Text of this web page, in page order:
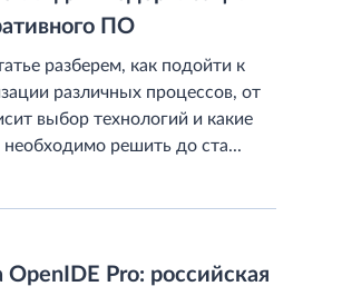
ПО
разберем, как подойти к
различных процессов, от
выбор технологий и какие
решить до ста...
Pro: российская